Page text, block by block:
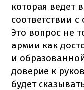
которая ведет
соответствии
Это вопрос не
армии как
и
доверие к
будет